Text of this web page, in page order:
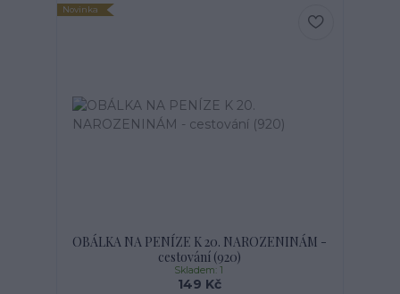
Novinka
OBÁLKA NA PENÍZE K 20. NAROZENINÁM -
cestování (920)
149 Kč
Skladem: 1